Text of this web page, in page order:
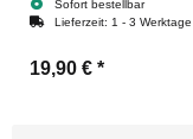
Sofort bestellbar
Lieferzeit: 1 - 3 Werktage
19,90 € *